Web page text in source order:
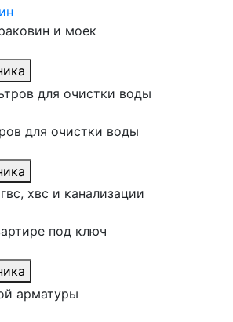
и моек
для очистки воды
под ключ